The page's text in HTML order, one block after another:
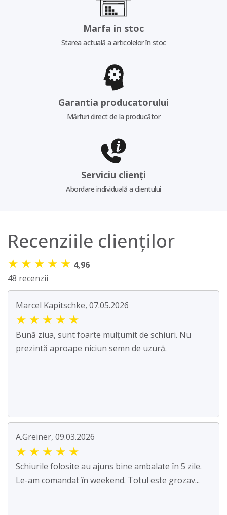
Marfa in stoc
Starea actuală a articolelor în stoc
Garantia producatorului
Mărfuri direct de la producător
Serviciu clienți
Abordare individuală a clientului
Recenziile clienților
★ ★ ★ ★ ★ 4,96
48 recenzii
Marcel Kapitschke, 07.05.2026
★ ★ ★ ★ ★
Bună ziua, sunt foarte mulțumit de schiuri. Nu
prezintă aproape niciun semn de uzură.
A.Greiner, 09.03.2026
★ ★ ★ ★ ★
Schiurile folosite au ajuns bine ambalate în 5 zile.
Le-am comandat în weekend. Totul este grozav...